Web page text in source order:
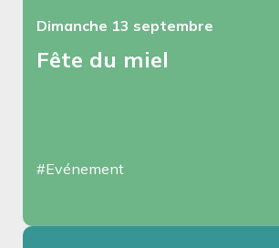
Dimanche 13 septembre
Fête du miel
#Evénement